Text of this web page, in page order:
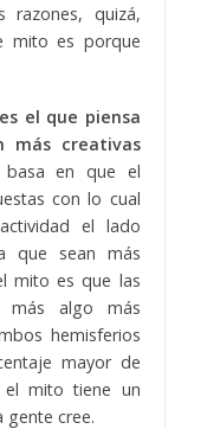
razones, quizá,
mito es porque
el que piensa
más creativas
en que el
con lo cual
el lado
que sean más
mito es que las
más algo más
hemisferios
mayor de
mito tiene un
cree.